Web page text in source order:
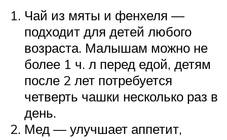
Чай из мяты и фенхеля —
подходит для детей любого
возраста. Малышам можно не
более 1 ч. л перед едой, детям
после 2 лет потребуется
четверть чашки несколько раз в
день.
Мед — улучшает аппетит,